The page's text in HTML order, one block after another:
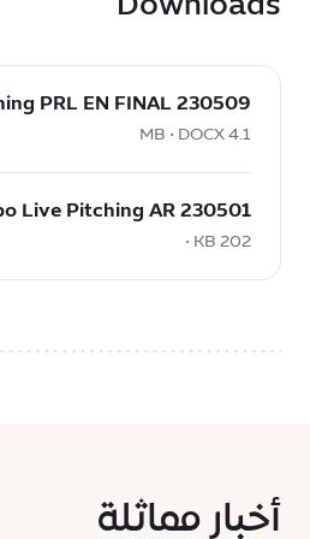
Downloads
تحميل
DOCX:
230509
Expo
Pitching
PRL
EN
230509 Expo Live Pitching PRL EN FINAL
4.1 MB • DOCX
230501
Expo
AR,
230501 Expo Live Pitching AR
202 KB •
أخبار مماثلة